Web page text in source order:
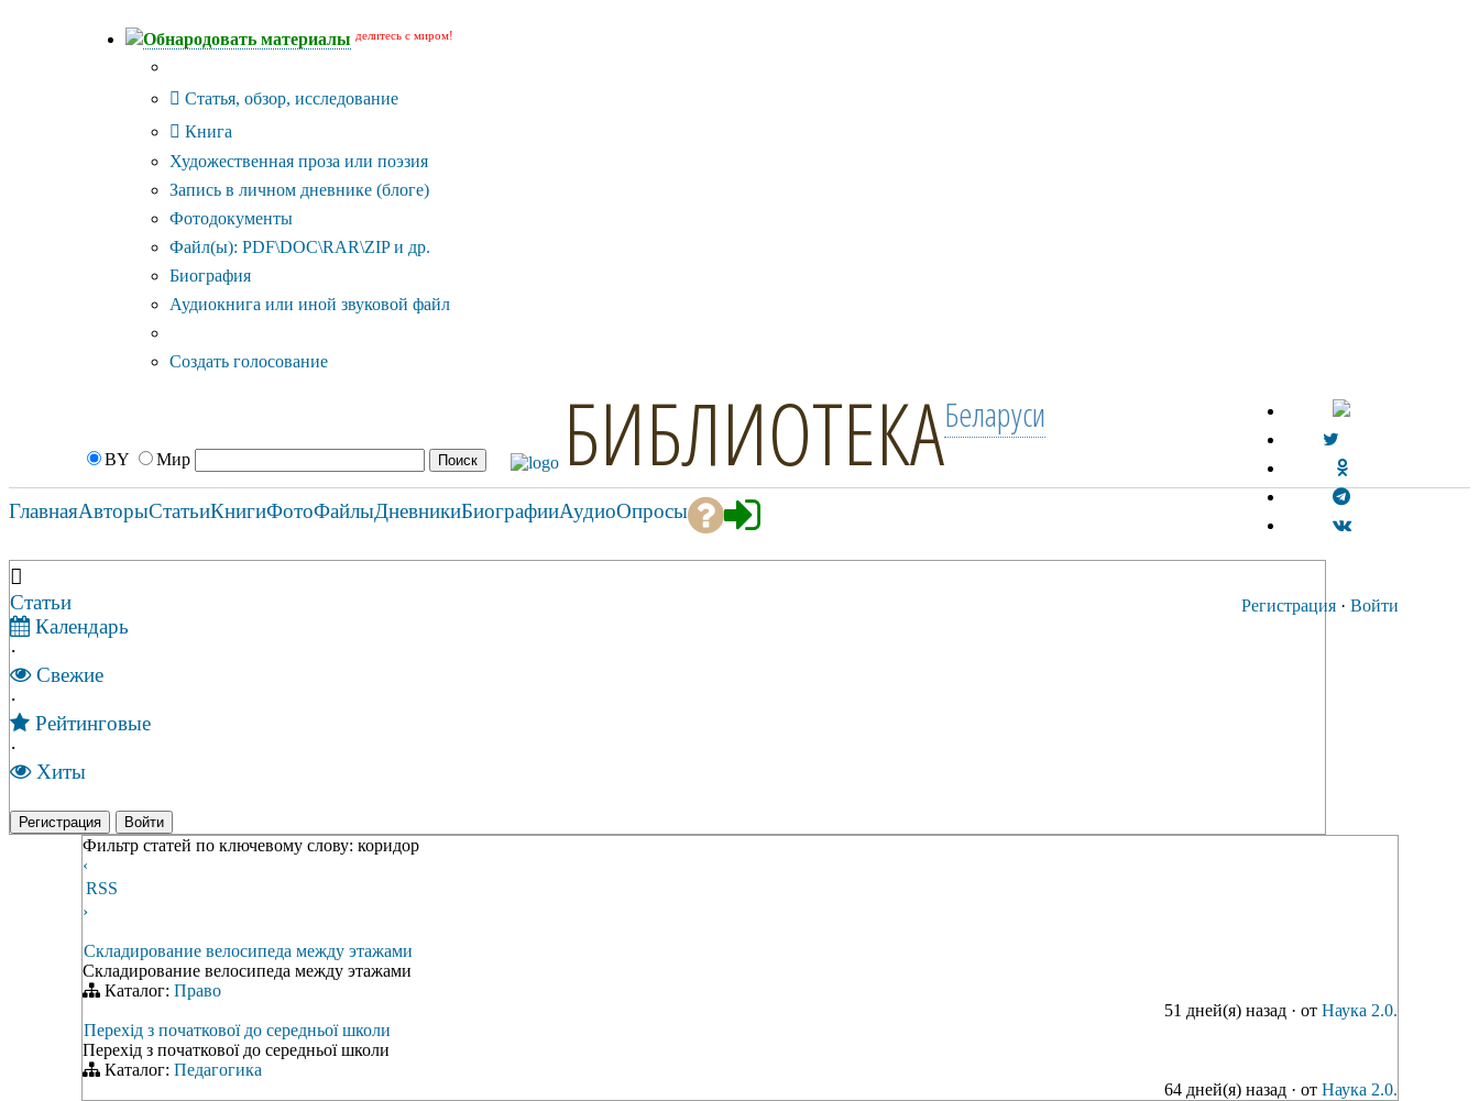
Обнародовать материалы делитесь с миром!
Статья, обзор, исследование
Книга
Художественная проза или поэзия
Запись в личном дневнике (блоге)
Фотодокументы
Файл(ы): PDF\DOC\RAR\ZIP и др.
Биография
Аудиокнига или иной звуковой файл
Создать голосование
BY Мир БИБЛИОТЕКАБеларуси
Регистрация · Войти
ГлавнаяАвторыСтатьиКнигиФотоФайлыДневникиБиографииАудиоОпросы
Статьи
Календарь
·
Свежие
·
Рейтинговые
·
Хиты
Регистрация Войти
Фильтр статей по ключевому слову: коридор
‹
RSS
›
Складирование велосипеда между этажами
Складирование велосипеда между этажами
Каталог: Право
51 дней(я) назад · от Наука 2.0.
Перехід з початкової до середньої школи
Перехід з початкової до середньої школи
Каталог: Педагогика
64 дней(я) назад · от Наука 2.0.